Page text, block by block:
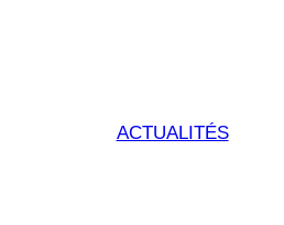
ACTUALITÉS